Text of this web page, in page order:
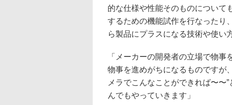
的な仕様や性能そのものについて
するための機能試作を行なったり
ら製品にプラスになる技術や使い
「メーカーの開発者の立場で物
物事を進めがちになるものですが
メラでこんなことができれば〜〜
んでもやっていきます」